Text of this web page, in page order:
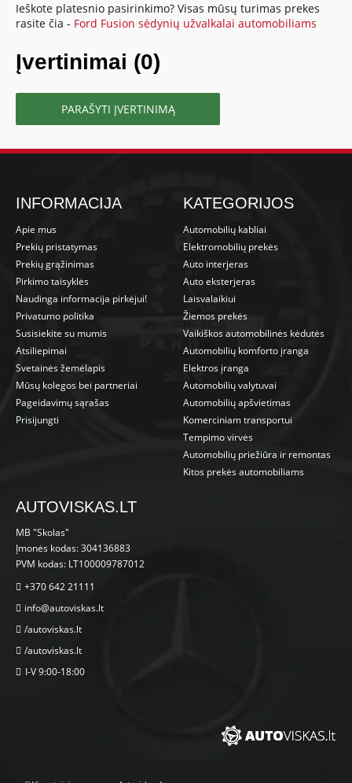
Ieškote platesnio pasirinkimo? Visas mūsų turimas prekes
rasite čia - Ford Fusion sėdynių užvalkalai automobiliams
Įvertinimai (0)
PARAŠYTI ĮVERTINIMĄ
INFORMACIJA
Apie mus
Prekių pristatymas
Prekių grąžinimas
Pirkimo taisyklės
Naudinga informacija pirkėjui!
Privatumo politika
Susisiekite su mumis
Atsiliepimai
Svetainės žemėlapis
Mūsų kolegos bei partneriai
Pageidavimų sąrašas
Prisijungti
KATEGORIJOS
Automobilių kabliai
Elektromobilių prekės
Auto interjeras
Auto eksterjeras
Laisvalaikiui
Žiemos prekės
Vaikiškos automobilinės kėdutės
Automobilių komforto įranga
Elektros įranga
Automobilių valytuvai
Automobilių apšvietimas
Komerciniam transportui
Tempimo virvės
Automobilių priežiūra ir remontas
Kitos prekės automobiliams
AUTOVISKAS.LT
MB "Skolas"
Įmonės kodas: 304136883
PVM kodas: LT100009787012
+370 642 21111
info@autoviskas.lt
/autoviskas.lt
/autoviskas.lt
I-V 9:00-18:00